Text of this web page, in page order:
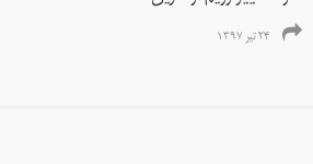
۲۴ تیر ۱۳۹۷